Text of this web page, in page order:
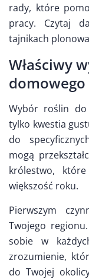
rady, które
pracy. Czytaj
tajnikach
Właściwy
Wybór roślin
tylko kwestia
do
mogą
królestwo,
większość roku.
Pierwszym
Twojego
sobie w
zrozumienie,
do Twojej